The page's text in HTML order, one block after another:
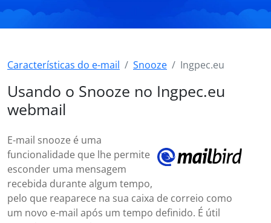
Características do e-mail Snooze Ingpec.eu
Usando o Snooze no Ingpec.eu
webmail
E-mail snooze é uma
funcionalidade que lhe permite
esconder uma mensagem
recebida durante algum tempo,
pelo que reaparece na sua caixa de correio como
um novo e-mail após um tempo definido. É útil